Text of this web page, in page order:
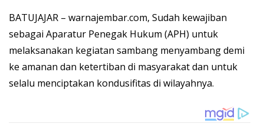
BATUJAJAR – warnajembar.com, Sudah kewajiban
sebagai Aparatur Penegak Hukum (APH) untuk
melaksanakan kegiatan sambang menyambang demi
ke amanan dan ketertiban di masyarakat dan untuk
selalu menciptakan kondusifitas di wilayahnya.